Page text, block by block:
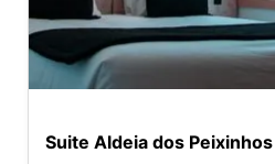
Suite Aldeia dos Peixinhos